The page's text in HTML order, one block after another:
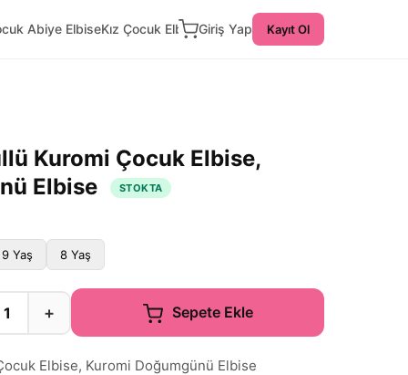
Abiye ElbiseKız Çocuk ElbiseGiriş Yap Kayıt Ol
Kuromi Çocuk Elbise,
Elbise
STOKTA
9 Yaş 8 Yaş
+ Sepete Ekle
Elbise, Kuromi Doğumgünü Elbise